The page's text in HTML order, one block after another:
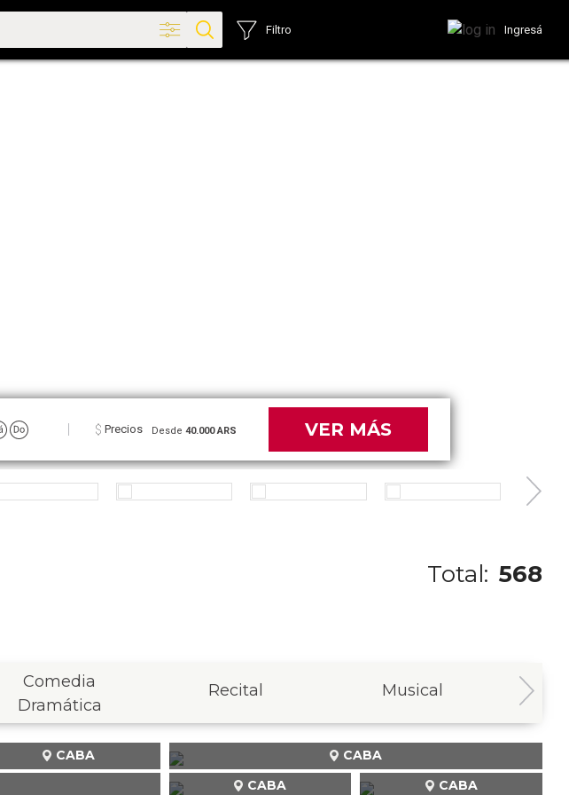
Filtro Ingresá
Precios Desde40.000 ARS VER MÁS
Total: 568
Comedia
Dramática
Recital Musical
CABA
CABA
CABA
CABA